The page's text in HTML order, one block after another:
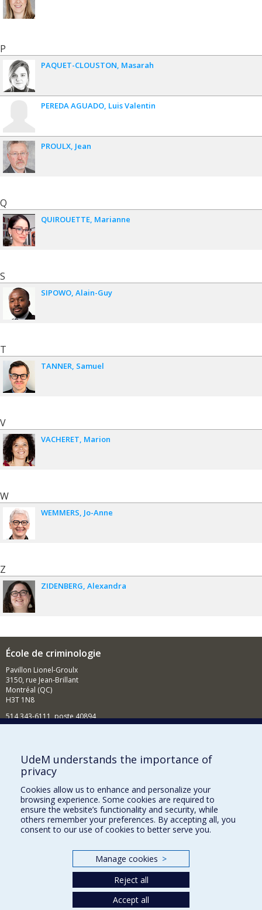
P
PAQUET-CLOUSTON Masarah
PEREDA AGUADO Luis Valentin
PROULX Jean
Q
QUIROUETTE Marianne
S
SIPOWO Alain-Guy
T
TANNER Samuel
V
VACHERET Marion
W
WEMMERS Jo-Anne
Z
ZIDENBERG Alexandra
École de criminologie
Pavillon Lionel-Groulx
3150, rue Jean-Brillant
Montréal (QC)
H3T 1N8
514 343-6111, poste 40894
Comment soutenir l'École?
BESOIN D'AIDE?
Plan du site
Signaler une erreur
Accessibilité
Nos départements et écoles
UdeM understands the importance of
privacy
Cookies allow us to enhance and personalize your
browsing experience. Some cookies are required to
ensure the website’s functionality and security, while
others remember your preferences. By accepting all, you
consent to our use of cookies to better serve you.
Manage cookies >
Reject all
Accept all